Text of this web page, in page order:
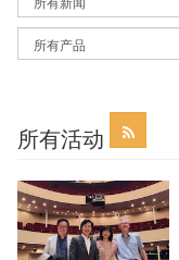
News
Category
By
Article
所有活动